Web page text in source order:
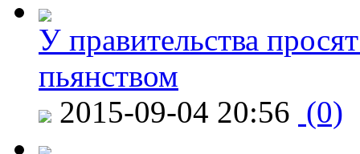
У правительства
пьянством
2015-09-04 20:56 (0)